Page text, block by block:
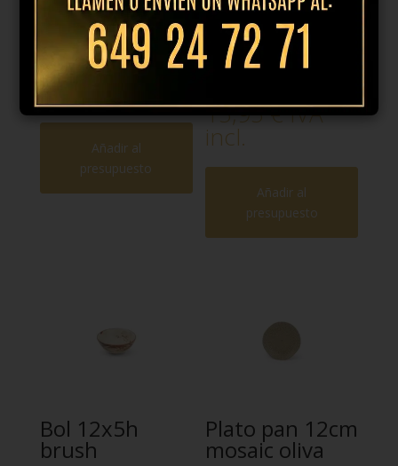
Plato pan 14cm
dune azul
5,95
Añadir al
presupuesto
Plato llano
25.5cm dune
15,95€IVA
incl.
Añadir al
presupuesto
Bol 12x5h
brush
Plato pan 12cm
mosaic oliva